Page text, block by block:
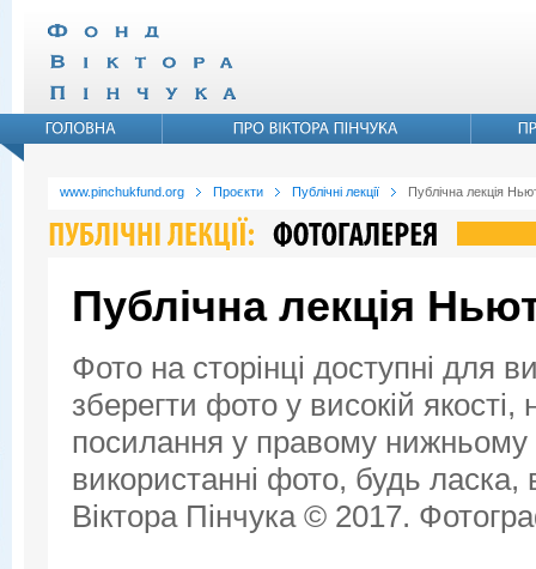
www.pinchukfund.org Проєкти Публічні лекції Публічна лекція
Публічна лекція
Фото на сторінці доступні для
зберегти фото у високій
посилання у правому нижньому
використанні фото, будь
Віктора Пінчука © 2017.